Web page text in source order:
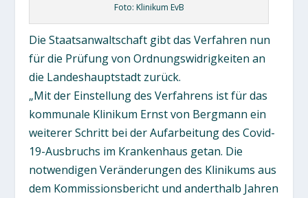
Foto: Klinikum EvB
Die Staatsanwaltschaft gibt das Verfahren nun
für die Prüfung von Ordnungswidrigkeiten an
die Landeshauptstadt zurück.
„Mit der Einstellung des Verfahrens ist für das
kommunale Klinikum Ernst von Bergmann ein
weiterer Schritt bei der Aufarbeitung des Covid-
19-Ausbruchs im Krankenhaus getan. Die
notwendigen Veränderungen des Klinikums aus
dem Kommissionsbericht und anderthalb Jahren